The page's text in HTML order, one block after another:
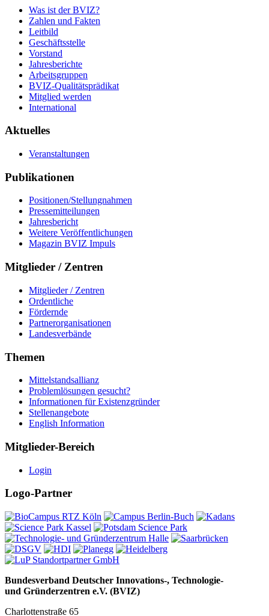
Was ist der BVIZ?
Zahlen und Fakten
Leitbild
Geschäftsstelle
Vorstand
Jahresberichte
Arbeitsgruppen
BVIZ-Qualitätsprädikat
Mitglied werden
International
Aktuelles
Veranstaltungen
Publikationen
Positionen/Stellungnahmen
Pressemitteilungen
Jahresbericht
Weitere Veröffentlichungen
Magazin BVIZ Impuls
Mitglieder / Zentren
Mitglieder / Zentren
Ordentliche
Fördernde
Partnerorganisationen
Landesverbände
Themen
Mittelstandsallianz
Problemlösungen gesucht?
Informationen für Existenzgründer
Stellenangebote
English Information
Mitglieder-Bereich
Login
Logo-Partner
Bundesverband Deutscher Innovations-, Technologie-
und Gründerzentren e.V. (BVIZ)
Charlottenstraße 65